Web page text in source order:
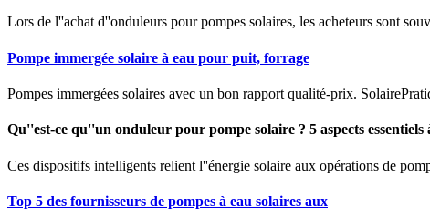
Lors de l''achat d''onduleurs pour pompes solaires, les acheteurs sont
Pompe immergée solaire à eau pour puit, forrage
Pompes immergées solaires avec un bon rapport qualité-prix.
Qu''est-ce qu''un onduleur pour pompe solaire ? 5 aspects essentiels
Ces dispositifs intelligents relient l''énergie solaire aux opérations de
Top 5 des fournisseurs de pompes à eau solaires aux